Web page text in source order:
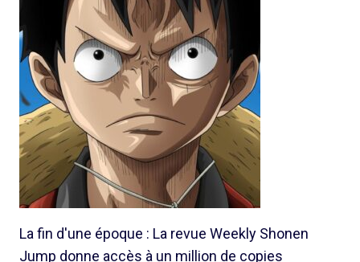
La fin d'une époque : La revue Weekly Shonen
Jump donne accès à un million de copies